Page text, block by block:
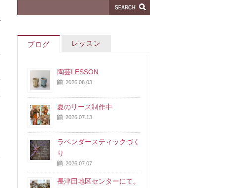
ブログ レッスン
陶芸LESSON
2026.08.03
夏のリース制作中
2026.07.13
ラベンダースティックづく
り
2026.07.07
長津田地区センターにて。